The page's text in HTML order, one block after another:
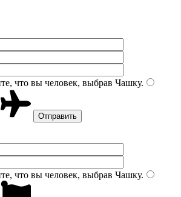
что вы человек, выбрав Чашку.
что вы человек, выбрав Чашку.